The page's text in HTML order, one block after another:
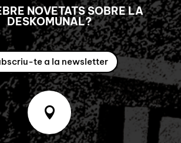
NOVETATS SOBRE LA
DESKOMUNAL?
te a la newsletter
